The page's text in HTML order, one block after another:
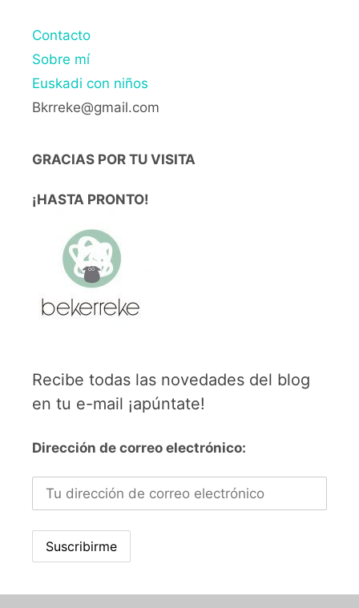
Contacto
Sobre mí
Euskadi con niños
Bkrreke@gmail.com
GRACIAS POR TU VISITA
¡HASTA PRONTO!
Recibe todas las novedades del blog
en tu e-mail ¡apúntate!
Dirección de correo electrónico: